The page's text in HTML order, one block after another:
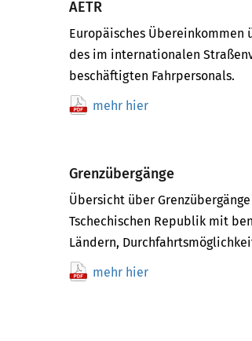
AETR
Europäisches Übereinkommen
des im internationalen
beschäftigten Fahrpersonals.
mehr hier
Grenzübergänge
Übersicht über
Tschechischen Republik mit
Ländern,
mehr hier